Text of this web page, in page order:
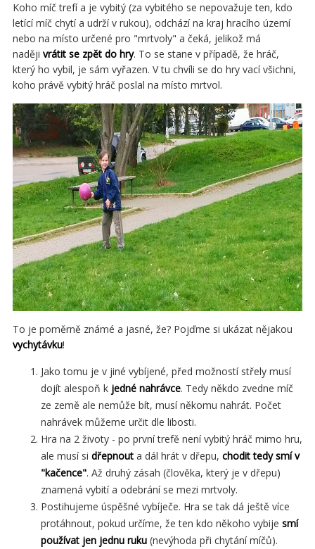
Koho míč trefí a je vybitý (za vybitého se nepovažuje ten, kdo
letící míč chytí a udrží v rukou), odchází na kraj hracího území
nebo na místo určené pro "mrtvoly" a čeká, jelikož má
naději vrátit se zpět do hry. To se stane v případě, že hráč,
který ho vybil, je sám vyřazen. V tu chvíli se do hry vací všichni,
koho právě vybitý hráč poslal na místo mrtvol.
To je poměrně známé a jasné, že? Pojďme si ukázat nějakou
vychytávku!
Jako tomu je v jiné vybíjené, před možností střely musí
dojít alespoň k jedné nahrávce. Tedy někdo zvedne míč
ze země ale nemůže bít, musí někomu nahrát. Počet
nahrávek můžeme určit dle libosti.
Hra na 2 životy - po první trefě není vybitý hráč mimo hru,
ale musí si dřepnout a dál hrát v dřepu, chodit tedy smí v
"kačence". Až druhý zásah (člověka, který je v dřepu)
znamená vybití a odebrání se mezi mrtvoly.
Postihujeme úspěšné vybíječe. Hra se tak dá ještě více
protáhnout, pokud určíme, že ten kdo někoho vybije smí
používat jen jednu ruku (nevýhoda při chytání míčů).